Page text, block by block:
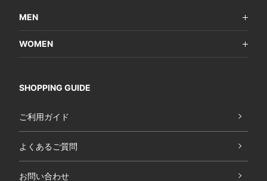
MEN
WOMEN
SHOPPING GUIDE
ご利用ガイド
よくあるご質問
お問い合わせ